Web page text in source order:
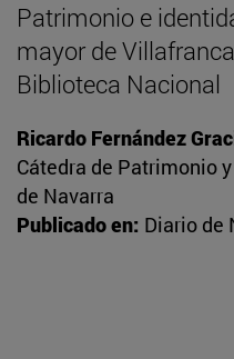
Patrimonio e
mayor de
Biblioteca Nacional
Ricardo Fernández
Cátedra de Patrimonio
de Navarra
Publicado en: Diario de